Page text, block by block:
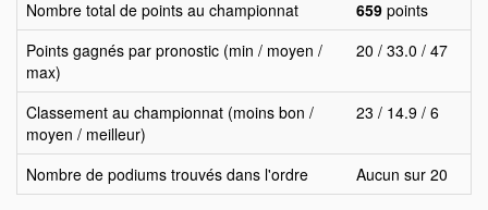
Nombre total de points au championnat
659 points
Points gagnés par pronostic (min / moyen /
max)
20 / 33.0 / 47
Classement au championnat (moins bon /
moyen / meilleur)
23 / 14.9 / 6
Nombre de podiums trouvés dans l'ordre Aucun sur 20